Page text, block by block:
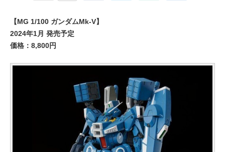
【MG 1/100 ガンダムMk-V】
2024年1月 発売予定
価格：8,800円